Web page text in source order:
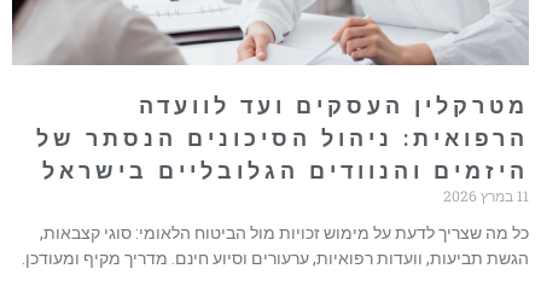
העסקים ועד לוועדה
ניהול הסיכונים הנסתר של
והנוודים הגלובליים בישראל
מה שצריך לדעת על מימוש זכויות מול הביטוח הלאומי: סוגי קצבאות,
תביעות, וועדות רפואיות, ערעורים וסיוע חינם. מדריך מקיף ומעודכן.